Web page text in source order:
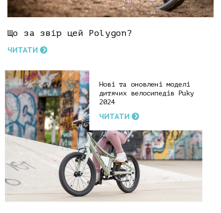
Що за звір цей Polygon?
ЧИТАТИ
Нові та оновлені моделі
дитячих велосипедів Puky
2024
ЧИТАТИ